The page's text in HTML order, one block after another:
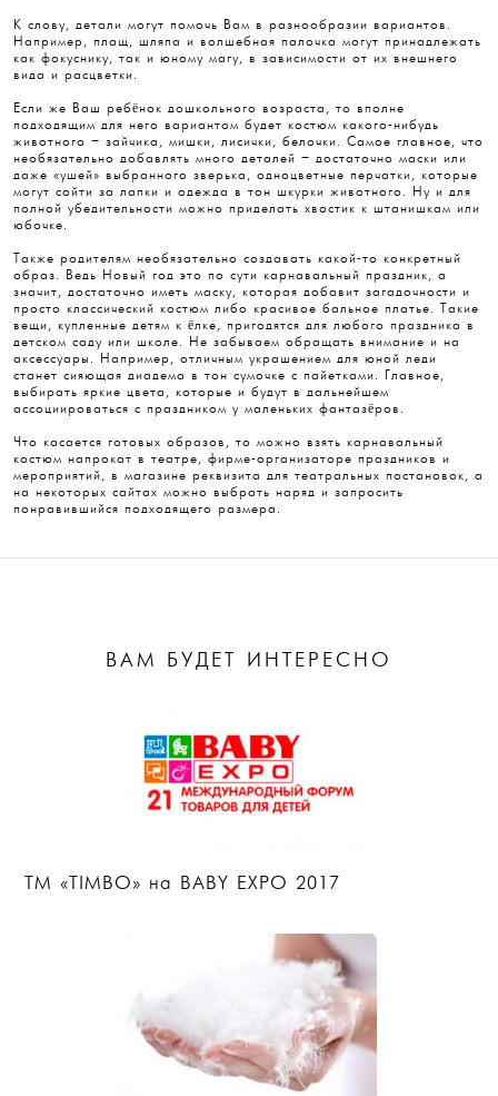
К слову, детали могут помочь Вам в разнообразии вариантов.
Например, плащ, шляпа и волшебная палочка могут принадлежать
как фокуснику, так и юному магу, в зависимости от их внешнего
вида и расцветки.
Если же Ваш ребёнок дошкольного возраста, то вполне
подходящим для него вариантом будет костюм какого-нибудь
животного – зайчика, мишки, лисички, белочки. Самое главное, что
необязательно добавлять много деталей – достаточно маски или
даже «ушей» выбранного зверька, одноцветные перчатки, которые
могут сойти за лапки и одежда в тон шкурки животного. Ну и для
полной убедительности можно приделать хвостик к штанишкам или
юбочке.
Также родителям необязательно создавать какой-то конкретный
образ. Ведь Новый год это по сути карнавальный праздник, а
значит, достаточно иметь маску, которая добавит загадочности и
просто классический костюм либо красивое бальное платье. Такие
вещи, купленные детям к ёлке, пригодятся для любого праздника в
детском саду или школе. Не забываем обращать внимание и на
аксессуары. Например, отличным украшением для юной леди
станет сияющая диадема в тон сумочке с пайетками. Главное,
выбирать яркие цвета, которые и будут в дальнейшем
ассоциироваться с праздником у маленьких фантазёров.
Что касается готовых образов, то можно взять карнавальный
костюм напрокат в театре, фирме-организаторе праздников и
мероприятий, в магазине реквизита для театральных постановок, а
на некоторых сайтах можно выбрать наряд и запросить
понравившийся подходящего размера.
ВАМ БУДЕТ ИНТЕРЕСНО
ТМ «TIMBO» на BABY EXPO 2017